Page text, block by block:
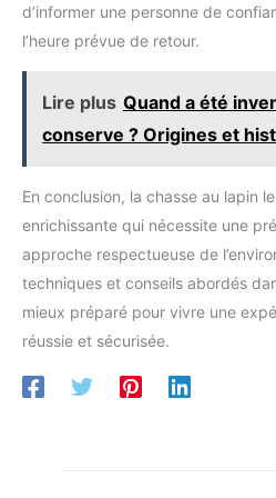
miniers, etc. Cadeau parfait
que l'on ne sent pas du tout
respirante, qui est respirante,
les enfants également les adultes.
lourde gênant les activités en
Utilisations Diverses】 IPX4
garantissant une utilisation fiable
l'exploration, la lecture, la
enfants et les
d’informer une personne de
l’heure prévue de retour.
Lire plus Quand a été
conserve ? Origines et
En conclusion, la chasse au lapin
enrichissante qui nécessite une
approche respectueuse de
techniques et conseils abordés
mieux préparé pour vivre une
réussie et sécurisée.